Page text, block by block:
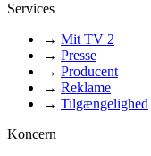
Services
→ Mit TV 2
→ Presse
→ Producent
→ Reklame
→ Tilgængelighed
Koncern